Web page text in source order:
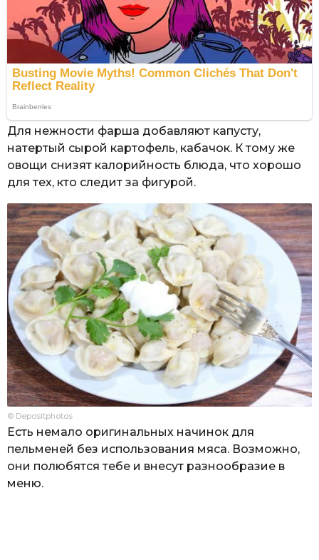
Для нежности фарша добавляют капусту,
натертый сырой картофель, кабачок. К тому же
овощи снизят калорийность блюда, что хорошо
для тех, кто следит за фигурой.
© Depositphotos
Есть немало оригинальных начинок для
пельменей без использования мяса. Возможно,
они полюбятся тебе и внесут разнообразие в
меню.